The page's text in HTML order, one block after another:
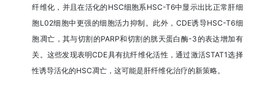
纤维化，并且在活化的HSC细胞系HSC-T6中显示出比正常肝细
胞L02细胞中更强的细胞活力抑制。此外，CDE诱导HSC-T6细
胞凋亡，其与切割的PARP和切割的胱天蛋白酶-3的表达增加有
关。这些发现表明CDE具有抗纤维化活性，通过激活STAT1选择
性诱导活化的HSC凋亡，这可能是肝纤维化治疗的新策略。